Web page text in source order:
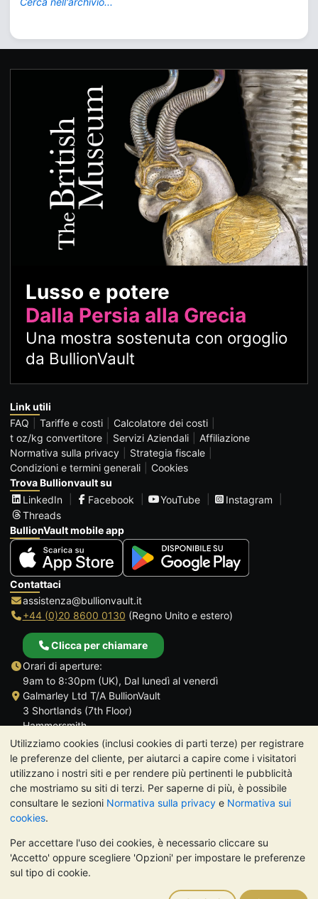
Utilizziamo cookies (inclusi cookies di parti terze) per registrare
le preferenze del cliente, per aiutarci a capire come i visitatori
utilizzano i nostri siti e per rendere più pertinenti le pubblicità
che mostriamo su siti di terzi. Per saperne di più, è possibile
consultare le sezioni Normativa sulla privacy e Normativa sui
cookies.
Per accettare l'uso dei cookies, è necessario cliccare su
'Accetto' oppure scegliere 'Opzioni' per impostare le preferenze
sul tipo di cookie.
Lusso e potere
Dalla Persia alla Grecia
Una mostra sostenuta con orgoglio
da BullionVault
Link utili
FAQ
Tariffe e costi
Calcolatore dei costi
t oz/kg convertitore
Servizi Aziendali
Affiliazione
Normativa sulla privacy
Strategia fiscale
Condizioni e termini generali
Cookies
Trova Bullionvault su
LinkedIn
Facebook YouTube
Instagram
Threads
BullionVault mobile app
Contattaci
assistenza@bullionvault.it
+44 (0)20 8600 0130 (Regno Unito e estero)
Clicca per chiamare
Orari di aperture:
9am to 8:30pm (UK), Dal lunedì al venerdì
Galmarley Ltd T/A BullionVault
3 Shortlands (7th Floor)
Hammersmith
Londra
W6 8DA
Regno Unito
TrustScore 4.7 | 488 recensioni
NOTA BENE: Il valore dei metalli preziosi può diminuire o
aumentare, e i trend storici non sono predittori dell'andamento
futuro. Nulla di quanto contenuto nei siti web di BullionVault o